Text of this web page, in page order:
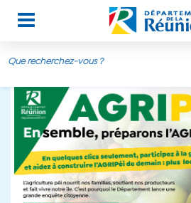
Aller au contenu principal